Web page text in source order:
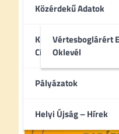
Közérdekű Adatok
Kitüntetettek –
Címek
Vértesboglárért
Oklevél
Pályázatok
Helyi Újság – Hírek